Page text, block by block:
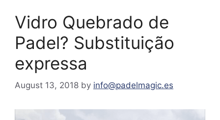
Vidro Quebrado de
Padel? Substituição
expressa
August 13, 2018 by info@padelmagic.es